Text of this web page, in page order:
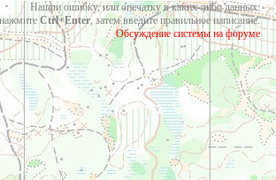
Нашли ошибку, или опечатку в каких-либо данных:
Ctrl+Enter, затем введите правильное написание.
Обсуждение системы на форуме